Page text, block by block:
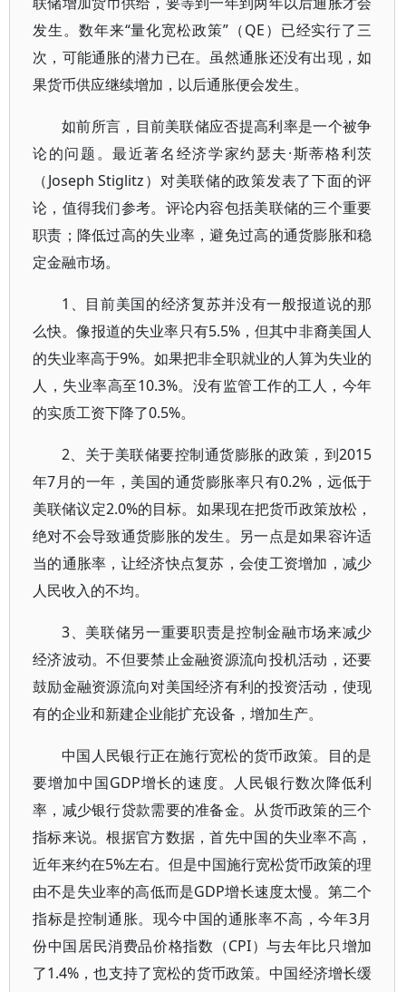
发生。数年来“量化宽松政策”（QE）已经实行了三
次，可能通胀的潜力已在。虽然通胀还没有出现，如
果货币供应继续增加，以后通胀便会发生。
如前所言，目前美联储应否提高利率是一个被争
论的问题。最近著名经济学家约瑟夫·斯蒂格利茨
（Joseph Stiglitz）对美联储的政策发表了下面的评
论，值得我们参考。评论内容包括美联储的三个重要
职责；降低过高的失业率，避免过高的通货膨胀和稳
定金融市场。
1、目前美国的经济复苏并没有一般报道说的那
么快。像报道的失业率只有5.5%，但其中非裔美国人
的失业率高于9%。如果把非全职就业的人算为失业的
人，失业率高至10.3%。没有监管工作的工人，今年
的实质工资下降了0.5%。
2、关于美联储要控制通货膨胀的政策，到2015
年7月的一年，美国的通货膨胀率只有0.2%，远低于
美联储议定2.0%的目标。如果现在把货币政策放松，
绝对不会导致通货膨胀的发生。另一点是如果容许适
当的通胀率，让经济快点复苏，会使工资增加，减少
人民收入的不均。
3、美联储另一重要职责是控制金融市场来减少
经济波动。不但要禁止金融资源流向投机活动，还要
鼓励金融资源流向对美国经济有利的投资活动，使现
有的企业和新建企业能扩充设备，增加生产。
中国人民银行正在施行宽松的货币政策。目的是
要增加中国GDP增长的速度。人民银行数次降低利
率，减少银行贷款需要的准备金。从货币政策的三个
指标来说。根据官方数据，首先中国的失业率不高，
近年来约在5%左右。但是中国施行宽松货币政策的理
由不是失业率的高低而是GDP增长速度太慢。第二个
指标是控制通胀。现今中国的通胀率不高，今年3月
份中国居民消费品价格指数（CPI）与去年比只增加
了1.4%，也支持了宽松的货币政策。中国经济增长缓